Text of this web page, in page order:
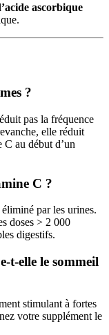
ascorbique
?
pas la fréquence
elle réduit
C au début d’un
C ?
par les urines.
doses > 2 000
digestifs.
t-elle le sommeil
stimulant à fortes
votre supplément le